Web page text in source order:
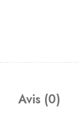
Avis (0)